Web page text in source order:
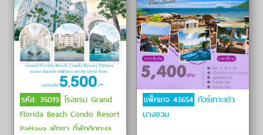
รหัส: 35019 โรงแรม Grand
Florida Beach Condo Resort
Pattaya พัทยา ที่พักติดทะเล
แพ็คเกจ 43654 ทัวร์เกาะเต่า
นางยวน